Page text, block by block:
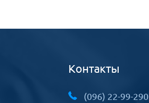
Контакты
(096) 22-99-290